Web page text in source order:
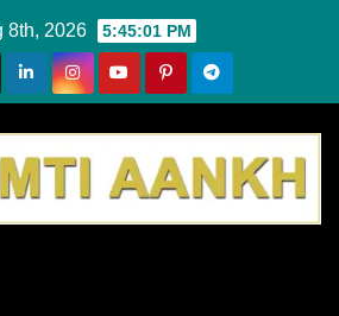
8th, 2026 5:45:02 PM